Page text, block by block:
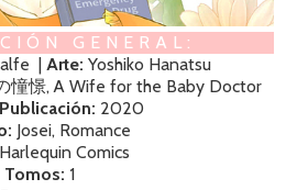
GENERAL:
| Arte: Yoshiko Hanatsu
憧憬, A Wife for the Baby Doctor
2020
Josei, Romance
Harlequin Comics
Tomos: 1